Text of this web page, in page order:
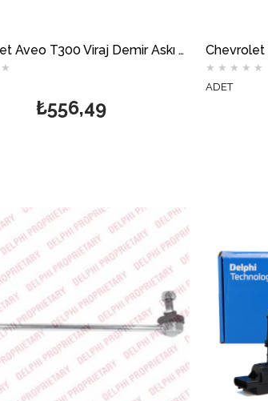
Chevrolet Aveo T300 Viraj Demir Askı Rotu DELPHİ
★
₺556,49
★ ★ ★ ★ ★
ADET